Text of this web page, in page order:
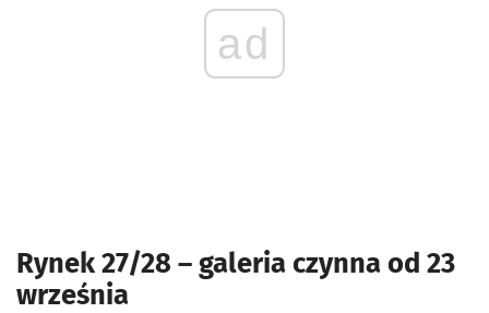
ad
Rynek 27/28 – galeria czynna od 23
września